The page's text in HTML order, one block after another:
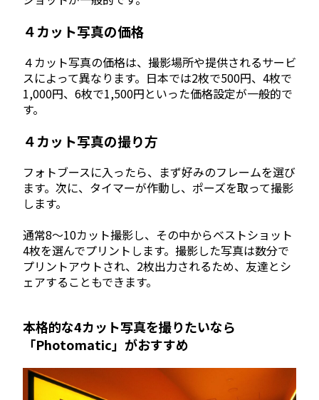
４カット写真の価格
４カット写真の価格は、撮影場所や提供されるサービ
スによって異なります。日本では2枚で500円、4枚で
1,000円、6枚で1,500円といった価格設定が一般的で
す。
４カット写真の撮り方
フォトブースに入ったら、まず好みのフレームを選び
ます。次に、タイマーが作動し、ポーズを取って撮影
します。
通常8〜10カット撮影し、その中からベストショット
4枚を選んでプリントします。撮影した写真は数分で
プリントアウトされ、2枚出力されるため、友達とシ
ェアすることもできます。
本格的な4カット写真を撮りたいなら
「Photomatic」がおすすめ